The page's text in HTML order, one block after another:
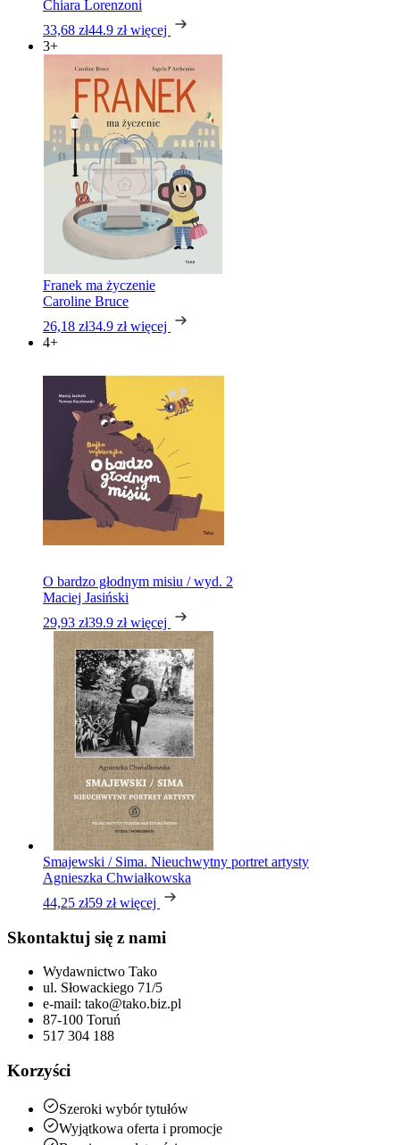
Chiara Lorenzoni
33,68 zł44.9 zł więcej
3+
Franek ma życzenie
Caroline Bruce
26,18 zł34.9 zł więcej
4+
O bardzo głodnym misiu / wyd. 2
Maciej Jasiński
29,93 zł39.9 zł więcej
Smajewski / Sima. Nieuchwytny portret artysty
Agnieszka Chwiałkowska
44,25 zł59 zł więcej
Skontaktuj się z nami
Wydawnictwo Tako
ul. Słowackiego 71/5
e-mail: tako@tako.biz.pl
87-100 Toruń
517 304 188
Korzyści
Szeroki wybór tytułów
Wyjątkowa oferta i promocje